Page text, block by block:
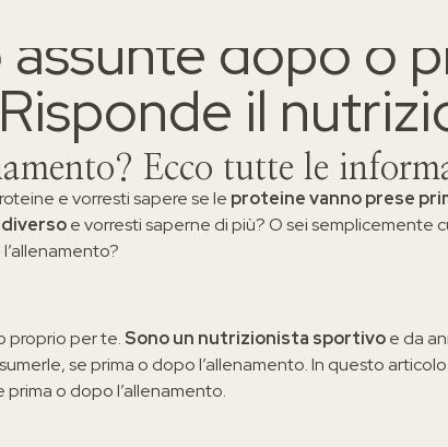
dopo o
il
Ecco tutte le
e vorresti sapere se le proteine vanno prese
e vorresti saperne di più? O sei semplicemente
proprio per te.Sono un nutrizionista sportivoe da
se prima o dopo l’allenamento. In questo
o dopo l’allenamento.
Come
Visita dal
Contatti